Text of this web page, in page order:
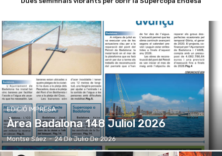
EDICIÓ IMPRESA
Àrea Badalona 148 Juliol 2026
Montse Sáez - 24 De Julio De 2026